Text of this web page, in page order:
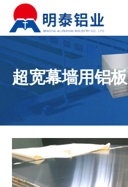
超宽幕墙用铝板